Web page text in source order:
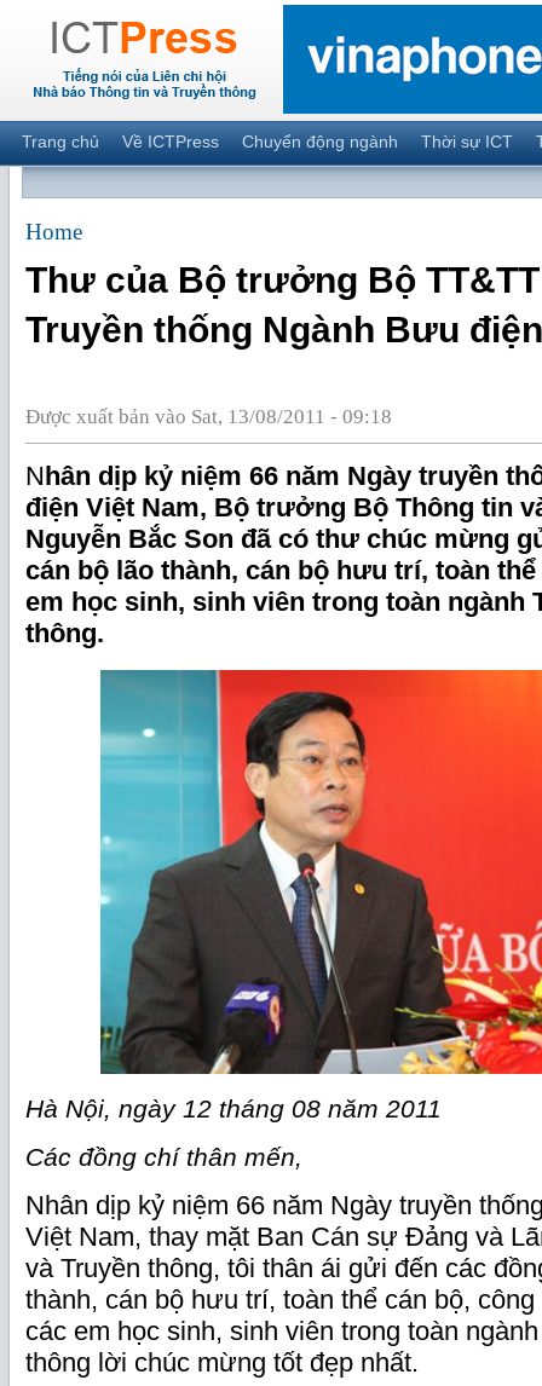
Trang chủ Về ICTPress Chuyển động ngành Thời sự ICT
Home
Thư của Bộ trưởng Bộ
Truyền thống Ngành Bưu
Được xuất bản vào Sat, 13/08/2011 - 09:18
Nhân dịp kỷ niệm 66 năm Ngày truyền
điện Việt Nam, Bộ trưởng Bộ Thông tin
Nguyễn Bắc Son đã có thư chúc mừng
cán bộ lão thành, cán bộ hưu trí, toàn thể
em học sinh, sinh viên trong toàn ngành
thông.
Hà Nội, ngày 12 tháng 08 năm 2011
Các đồng chí thân mến,
Nhân dịp kỷ niệm 66 năm Ngày truyền
Việt Nam, thay mặt Ban Cán sự Đảng và
và Truyền thông, tôi thân ái gửi đến các
thành, cán bộ hưu trí, toàn thể cán bộ,
các em học sinh, sinh viên trong toàn
thông lời chúc mừng tốt đẹp nhất.